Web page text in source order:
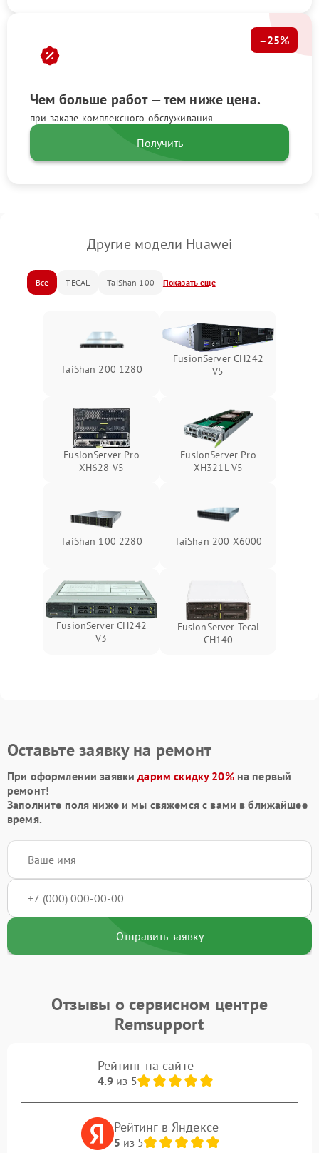
Чем больше работ — тем ниже цена.
при заказе комплексного обслуживания
–25%
Получить
Другие модели Huawei
Все TECAL TaiShan 100 Показать еще
TaiShan 200 1280
FusionServer CH242
V5
FusionServer Pro
XH628 V5
FusionServer Pro
XH321L V5
TaiShan 100 2280 TaiShan 200 X6000
FusionServer CH242
V3
FusionServer Tecal
CH140
Оставьте заявку на ремонт
При оформлении заявкидарим скидку 20%на первый
ремонт!
Заполните поля ниже и мы свяжемся с вами в ближайшее
время.
Отправить заявку
Отзывы о сервисном центре
Remsupport
Рейтинг на сайте
4.9из 5
Рейтинг в Яндексе
5 из 5